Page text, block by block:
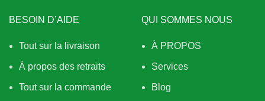
BESOIN D’AIDE
Tout sur la livraison
À propos des retraits
Tout sur la commande
QUI SOMMES NOUS
À PROPOS
Services
Blog